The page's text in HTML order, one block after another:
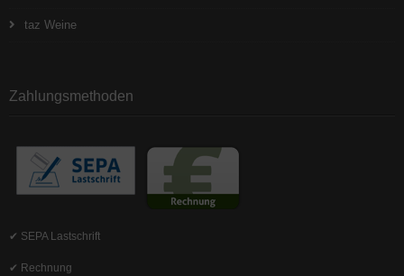
taz Weine
Zahlungsmethoden
✔ SEPA Lastschrift
✔ Rechnung